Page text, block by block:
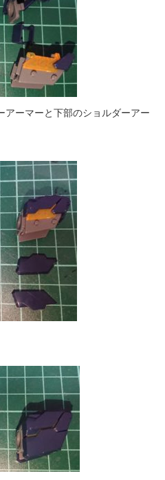
アーマーと下部のショルダーアー